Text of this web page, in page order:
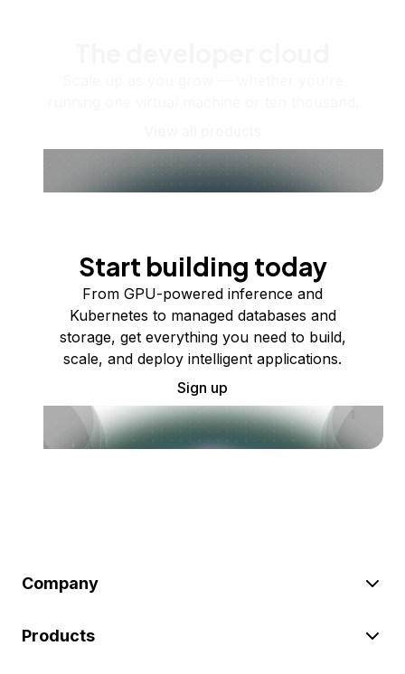
Start building today
From GPU-powered inference and
Kubernetes to managed databases and
storage, get everything you need to build,
scale, and deploy intelligent applications.
Sign up
Company
Products